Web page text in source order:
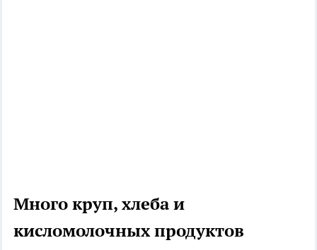
Много круп, хлеба и
кисломолочных продуктов